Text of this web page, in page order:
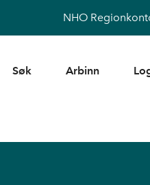
NHO
Søk Arbinn